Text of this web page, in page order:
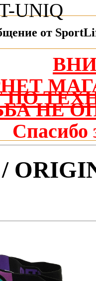
UNIQ
от
ПО
НЕ
Спасибо